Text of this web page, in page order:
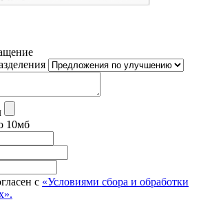
10мб
с «Условиями сбора и обработки